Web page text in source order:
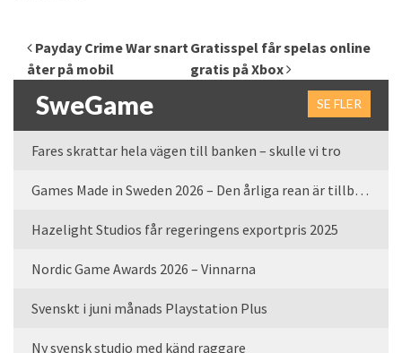
Inläggsnavigering
Payday Crime War snart
åter på mobil
Gratisspel får spelas online
gratis på Xbox
SweGame SE FLER
Fares skrattar hela vägen till banken – skulle vi tro
Games Made in Sweden 2026 – Den årliga rean är tillbaka
Hazelight Studios får regeringens exportpris 2025
Nordic Game Awards 2026 – Vinnarna
Svenskt i juni månads Playstation Plus
Ny svensk studio med känd raggare